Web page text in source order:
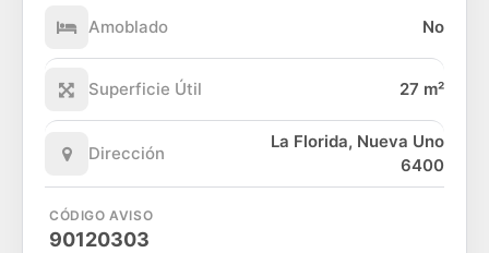
Amoblado No
Superficie Útil 27 m²
Dirección
La Florida, Nueva Uno
6400
CÓDIGO AVISO
90120303